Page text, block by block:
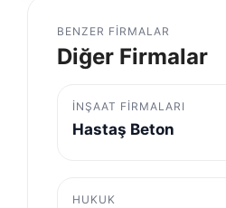
BENZER FIRMALAR
Diğer Firmalar
İNŞAAT FIRMALARI
Hastaş Beton
HUKUK